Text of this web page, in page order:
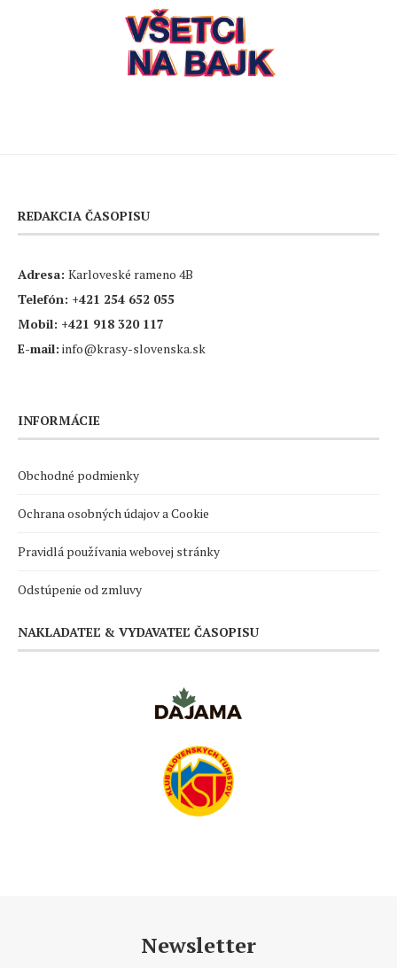
REDAKCIA ČASOPISU
Adresa: Karloveské rameno 4B
Telefón: +421 254 652 055
Mobil: +421 918 320 117
E-mail: info@krasy-slovenska.sk
INFORMÁCIE
Obchodné podmienky
Ochrana osobných údajov a Cookie
Pravidlá používania webovej stránky
Odstúpenie od zmluvy
NAKLADATEĽ & VYDAVATEĽ ČASOPISU
Newsletter